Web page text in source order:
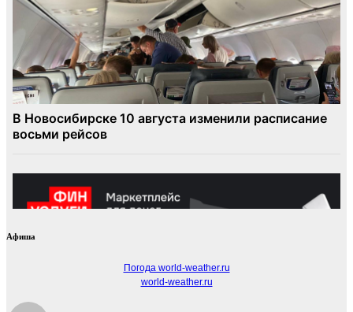
Афиша
Погода world-weather.ru
world-weather.ru